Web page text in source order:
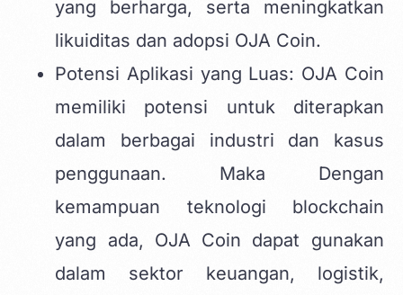
yang berharga, serta meningkatkan
likuiditas dan adopsi OJA Coin.
Potensi Aplikasi yang Luas: OJA Coin
memiliki potensi untuk diterapkan
dalam berbagai industri dan kasus
penggunaan. Maka Dengan
kemampuan teknologi blockchain
yang ada, OJA Coin dapat gunakan
dalam sektor keuangan, logistik,